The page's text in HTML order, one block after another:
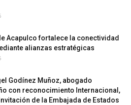
Acapulco fortalece la conectividad
alianzas estratégicas
Godínez Muñoz, abogado
con reconocimiento Internacional,
de la Embajada de Estados